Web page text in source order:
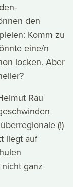
den
Komm zu
eine/n
locken. Aber
Rau
(!)
liegt auf
ganz